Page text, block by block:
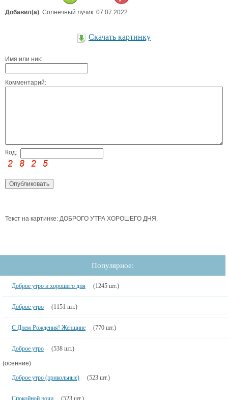
Добавил(а): Солнечный лучик. 07.07.2022
Скачать картинку
Имя или ник:
Комментарий:
Код:
Текст на картинке: ДОБРОГО УТРА ХОРОШЕГО ДНЯ.
Популярное:
Доброе утро и хорошего дня (1245 шт.)
Доброе утро (1151 шт.)
С Днем Рождения! Женщине (770 шт.)
Доброе утро (538 шт.)
(осенние)
Доброе утро (прикольные)
(523 шт.)